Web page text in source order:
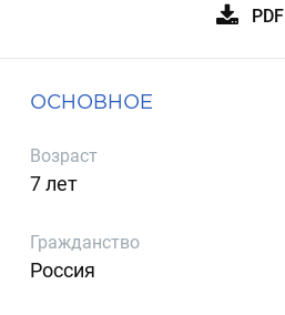
PDF
ОСНОВНОЕ
Возраст
7 лет
Гражданство
Россия